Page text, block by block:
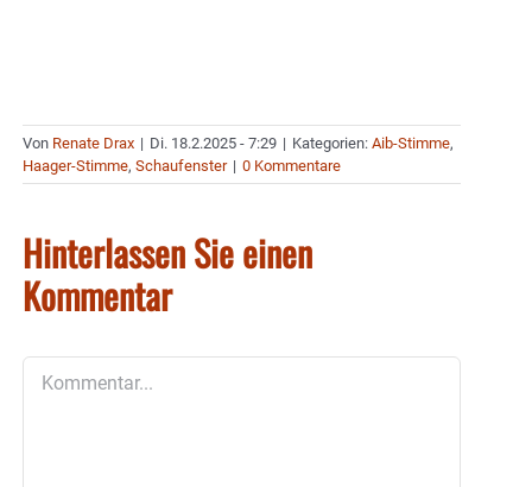
Von Renate Drax | Di. 18.2.2025 - 7:29 | Kategorien: Aib-Stimme,
Haager-Stimme, Schaufenster | 0 Kommentare
Hinterlassen Sie einen
Kommentar